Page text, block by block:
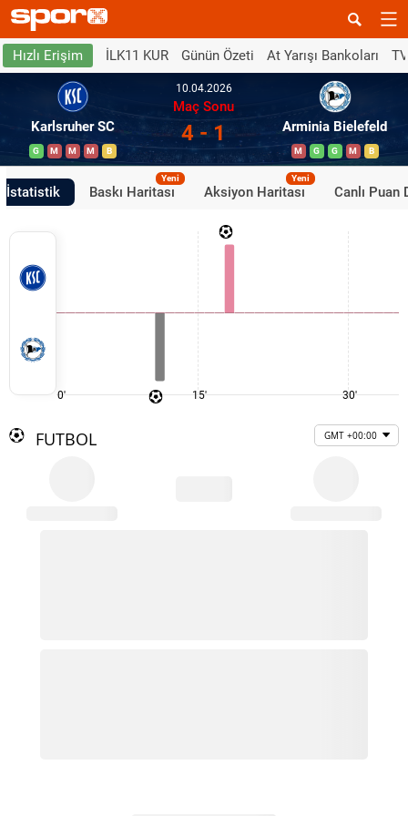
Hızlı Erişim İLK11 KUR Günün Özeti At Yarışı Bankoları
Karlsruher SC
G M M M B
10.04.2026
Maç Sonu
4 - 1 Arminia Bielefeld
M G G M B
İstatistik Baskı Haritası
Yeni
Aksiyon Haritası
Yeni
Canlı Puan
0' 15' 30'
FUTBOL GMT +00:00